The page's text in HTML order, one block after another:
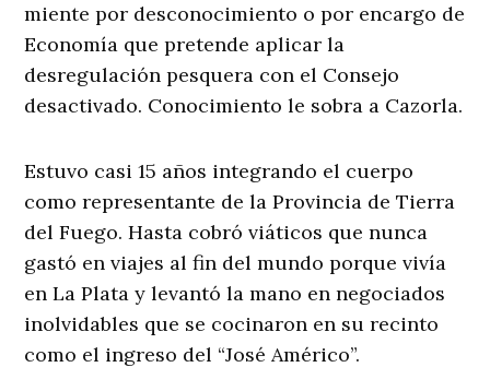
miente por desconocimiento o por encargo de
Economía que pretende aplicar la
desregulación pesquera con el Consejo
desactivado. Conocimiento le sobra a Cazorla.
Estuvo casi 15 años integrando el cuerpo
como representante de la Provincia de Tierra
del Fuego. Hasta cobró viáticos que nunca
gastó en viajes al fin del mundo porque vivía
en La Plata y levantó la mano en negociados
inolvidables que se cocinaron en su recinto
como el ingreso del “José Américo”.